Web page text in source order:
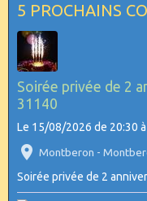
5 PROCHAINS
Soirée privée de 2
31140
Le 15/08/2026 de 20:30
Montberon -
Soirée privée de 2